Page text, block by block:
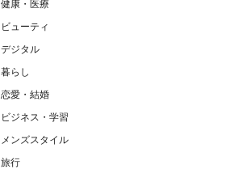
健康・医療
ビューティ
デジタル
暮らし
恋愛・結婚
ビジネス・学習
メンズスタイル
旅行